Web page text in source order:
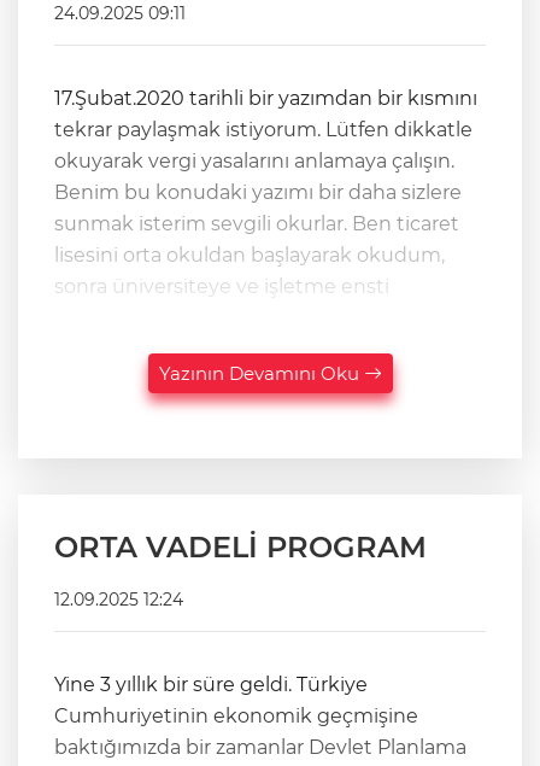
24.09.2025 09:11
17.Şubat.2020 tarihli bir yazımdan bir kısmını
tekrar paylaşmak istiyorum. Lütfen dikkatle
okuyarak vergi yasalarını anlamaya çalışın.
Benim bu konudaki yazımı bir daha sizlere
sunmak isterim sevgili okurlar. Ben ticaret
lisesini orta okuldan başlayarak okudum,
sonra üniversiteye ve işletme ensti
Yazının Devamını Oku
ORTA VADELİ PROGRAM
12.09.2025 12:24
Yine 3 yıllık bir süre geldi. Türkiye
Cumhuriyetinin ekonomik geçmişine
baktığımızda bir zamanlar Devlet Planlama